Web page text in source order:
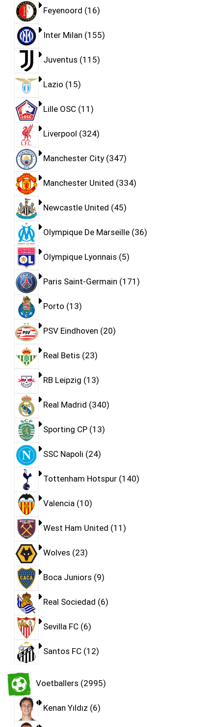
Feyenoord 16
Inter Milan 155
Juventus 115
Lazio 15
Lille OSC 11
Liverpool 324
Manchester City 347
Manchester United 334
Newcastle United 45
Olympique De Marseille 36
Olympique Lyonnais 5
Paris Saint-Germain 171
Porto 13
PSV Eindhoven 20
Real Betis 23
RB Leipzig 13
Real Madrid 340
Sporting CP 13
SSC Napoli 24
Tottenham Hotspur 140
Valencia 10
West Ham United 11
Wolves 23
Boca Juniors 9
Real Sociedad 6
Sevilla FC 6
Santos FC 12
Voetballers 2995
Kenan Yıldız 6